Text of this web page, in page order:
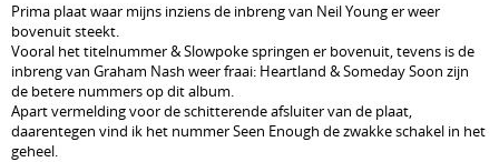
Prima plaat waar mijns inziens de inbreng van Neil Young er weer
bovenuit steekt.
Vooral het titelnummer & Slowpoke springen er bovenuit, tevens is de
inbreng van Graham Nash weer fraai: Heartland & Someday Soon zijn
de betere nummers op dit album.
Apart vermelding voor de schitterende afsluiter van de plaat,
daarentegen vind ik het nummer Seen Enough de zwakke schakel in het
geheel.